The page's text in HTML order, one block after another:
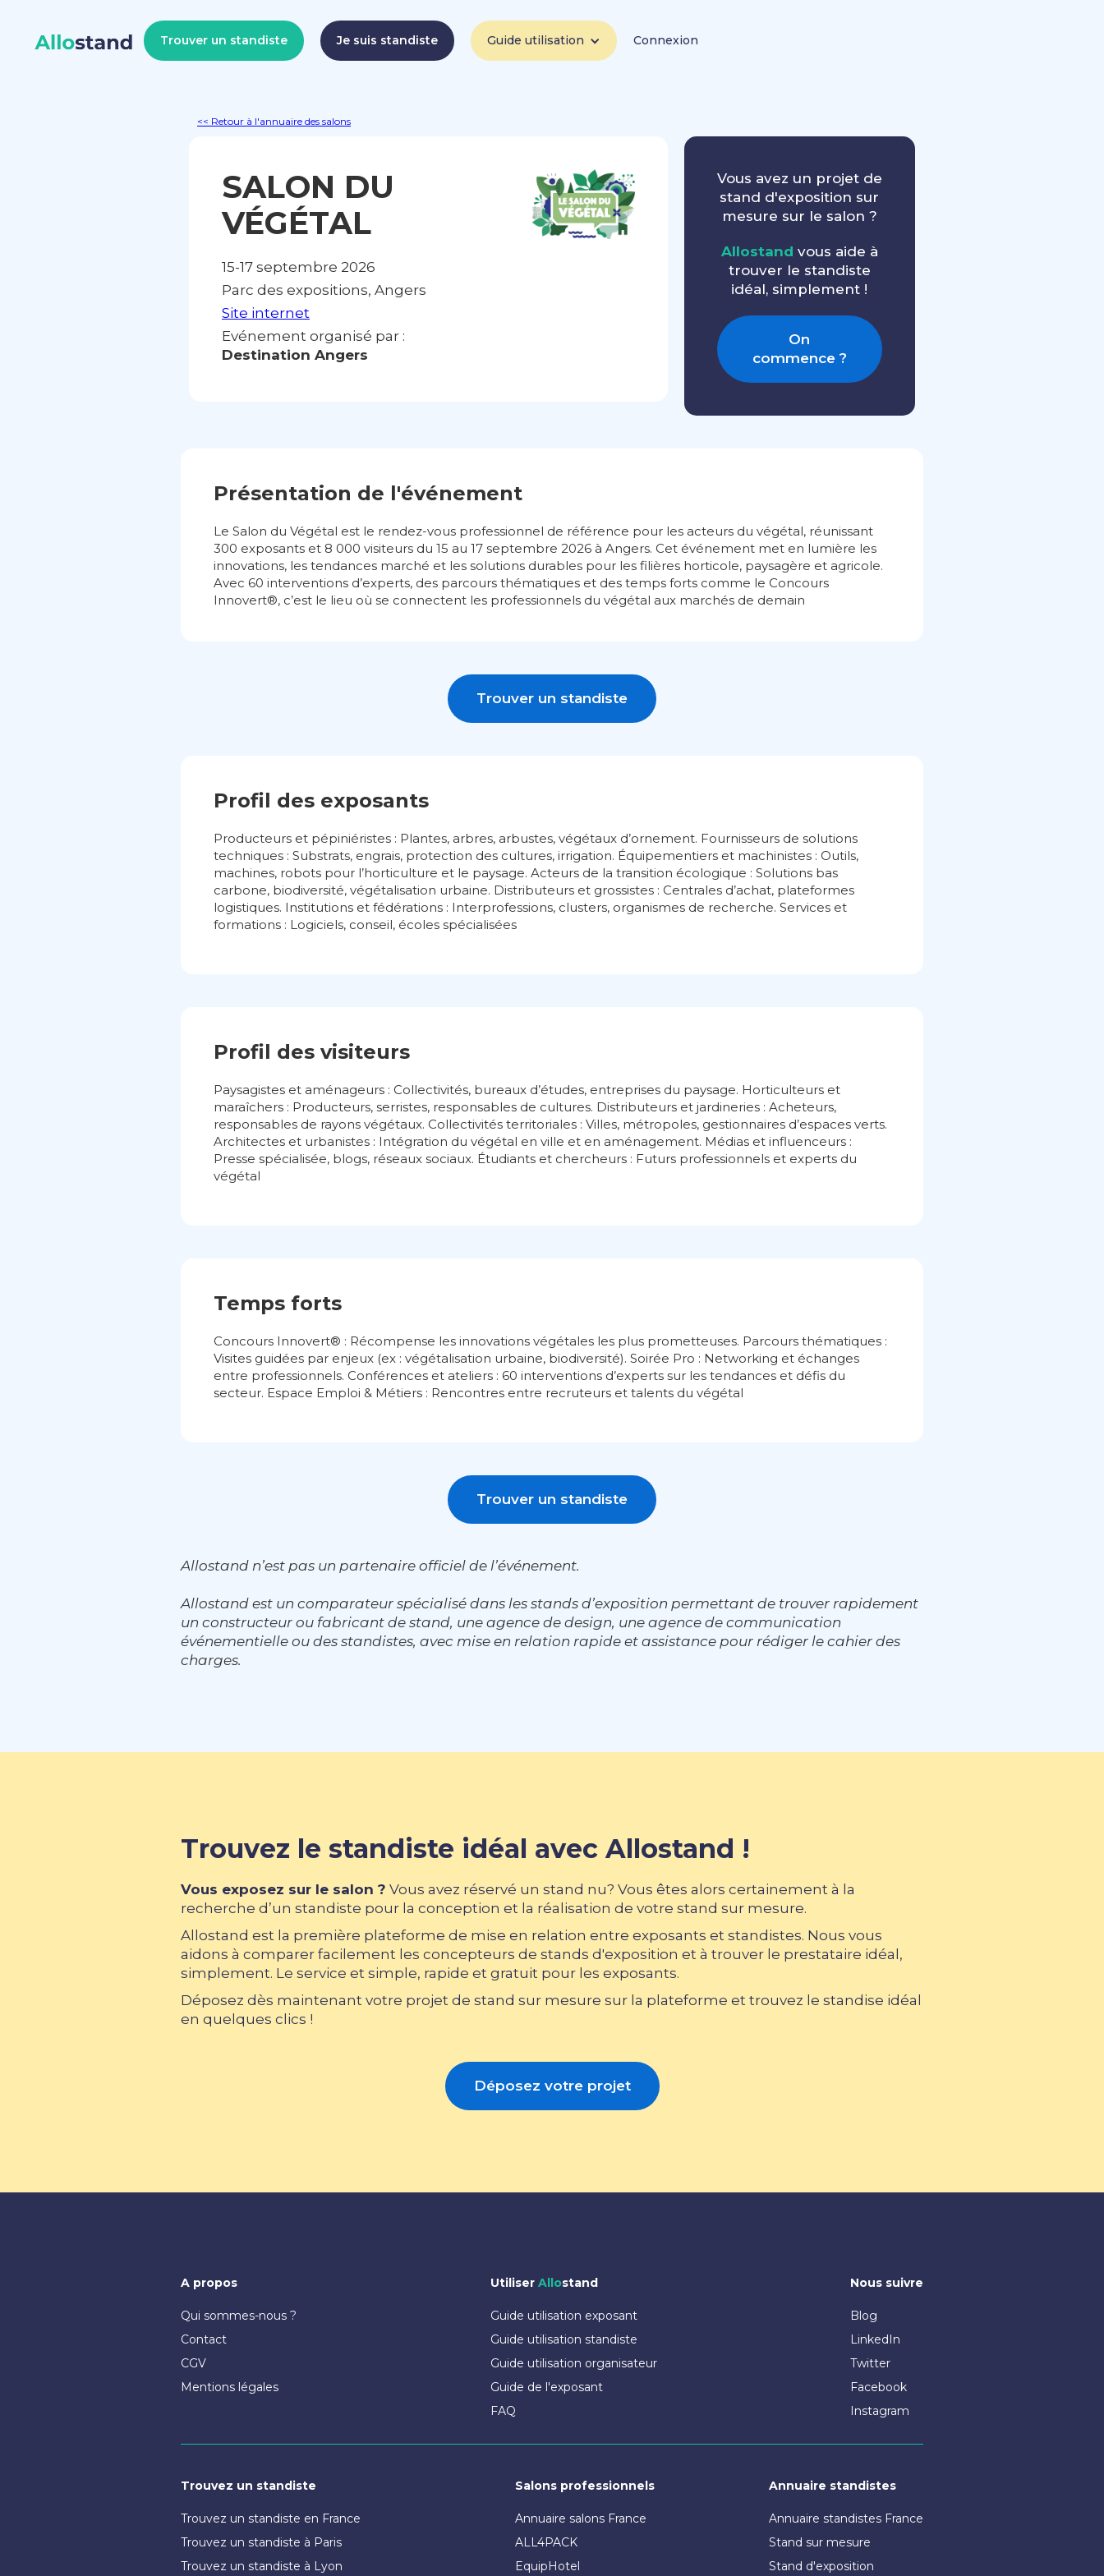
Trouver un standiste Je suis standiste Guide utilisation Connexion
<< Retour à l'annuaire des salons
SALON DU
VÉGÉTAL
15-17 septembre 2026
Parc des expositions, Angers
Site internet
Evénement organisé par :
Destination Angers
Vous avez un projet de
stand d'exposition sur
mesure sur le salon ?
Allostand vous aide à
trouver le standiste
idéal, simplement !
On
commence ?
Présentation de l'événement
Le Salon du Végétal est le rendez-vous professionnel de référence pour les acteurs du végétal, réunissant
300 exposants et 8 000 visiteurs du 15 au 17 septembre 2026 à Angers. Cet événement met en lumière les
innovations, les tendances marché et les solutions durables pour les filières horticole, paysagère et agricole.
Avec 60 interventions d’experts, des parcours thématiques et des temps forts comme le Concours
Innovert®, c’est le lieu où se connectent les professionnels du végétal aux marchés de demain
Trouver un standiste
Profil des exposants
Producteurs et pépiniéristes : Plantes, arbres, arbustes, végétaux d’ornement. Fournisseurs de solutions
techniques : Substrats, engrais, protection des cultures, irrigation. Équipementiers et machinistes : Outils,
machines, robots pour l’horticulture et le paysage. Acteurs de la transition écologique : Solutions bas
carbone, biodiversité, végétalisation urbaine. Distributeurs et grossistes : Centrales d’achat, plateformes
logistiques. Institutions et fédérations : Interprofessions, clusters, organismes de recherche. Services et
formations : Logiciels, conseil, écoles spécialisées
Profil des visiteurs
Paysagistes et aménageurs : Collectivités, bureaux d’études, entreprises du paysage. Horticulteurs et
maraîchers : Producteurs, serristes, responsables de cultures. Distributeurs et jardineries : Acheteurs,
responsables de rayons végétaux. Collectivités territoriales : Villes, métropoles, gestionnaires d’espaces verts.
Architectes et urbanistes : Intégration du végétal en ville et en aménagement. Médias et influenceurs :
Presse spécialisée, blogs, réseaux sociaux. Étudiants et chercheurs : Futurs professionnels et experts du
végétal
Temps forts
Concours Innovert® : Récompense les innovations végétales les plus prometteuses. Parcours thématiques :
Visites guidées par enjeux (ex : végétalisation urbaine, biodiversité). Soirée Pro : Networking et échanges
entre professionnels. Conférences et ateliers : 60 interventions d’experts sur les tendances et défis du
secteur. Espace Emploi & Métiers : Rencontres entre recruteurs et talents du végétal
Trouver un standiste
Allostand n’est pas un partenaire officiel de l’événement.
Allostand est un comparateur spécialisé dans les stands d’exposition permettant de trouver rapidement
un constructeur ou fabricant de stand, une agence de design, une agence de communication
événementielle ou des standistes, avec mise en relation rapide et assistance pour rédiger le cahier des
charges.
Trouvez le standiste idéal avec Allostand !
Vous exposez sur le salon ? Vous avez réservé un stand nu? Vous êtes alors certainement à la
recherche d’un standiste pour la conception et la réalisation de votre stand sur mesure.
Allostand est la première plateforme de mise en relation entre exposants et standistes. Nous vous
aidons à comparer facilement les concepteurs de stands d'exposition et à trouver le prestataire idéal,
simplement. Le service et simple, rapide et gratuit pour les exposants.
Déposez dès maintenant votre projet de stand sur mesure sur la plateforme et trouvez le standise idéal
en quelques clics !
Déposez votre projet
A propos
Qui sommes-nous ?
Contact
CGV
Mentions légales
Utiliser Allostand
Guide utilisation exposant
Guide utilisation standiste
Guide utilisation organisateur
Guide de l'exposant
FAQ
Nous suivre
Blog
LinkedIn
Twitter
Facebook
Instagram
Trouvez un standiste
Trouvez un standiste en France
Trouvez un standiste à Paris
Trouvez un standiste à Lyon
Salons professionnels
Annuaire salons France
ALL4PACK
EquipHotel
Annuaire standistes
Annuaire standistes France
Stand sur mesure
Stand d'exposition